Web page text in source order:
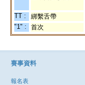
TT : 綁繫舌帶
"1" :
首次
賽事資料
報名表